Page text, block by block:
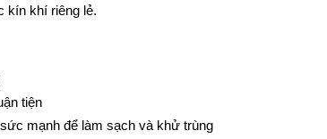
kín khí riêng lẻ.
tiện
mạnh để làm sạch và khử trùng